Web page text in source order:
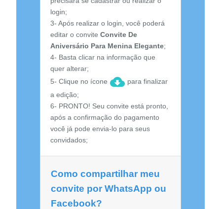
login;
3- Após realizar o login, você poderá
editar o convite Convite De
Aniversário Para Menina Elegante;
4- Basta clicar na informação que
quer alterar;
5- Clique no ícone
para finalizar
a edição;
6- PRONTO! Seu convite está pronto,
após a confirmação do pagamento
você já pode envia-lo para seus
convidados;
Como compartilhar meu
convite por WhatsApp ou
Facebook?